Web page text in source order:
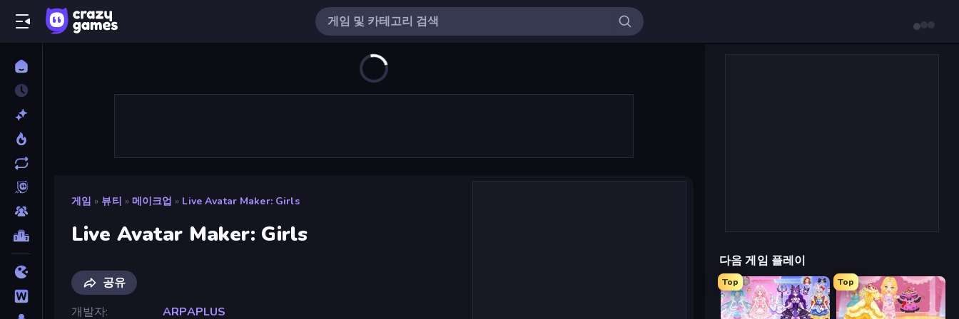
게임 » 뷰티 » 메이크업 » Live Avatar Maker: Girls
Live Avatar Maker: Girls
공유
개발자
ARPAPLUS
다음 게임 플레이
Top Top